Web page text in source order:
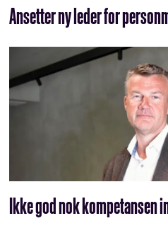
Ansetter ny leder for
Ikke god nok kompetansen